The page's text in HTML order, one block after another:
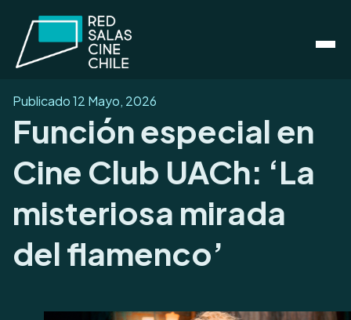
Publicado12 Mayo, 2026
Función especial en
Cine Club UACh: ‘La
misteriosa mirada
del flamenco’